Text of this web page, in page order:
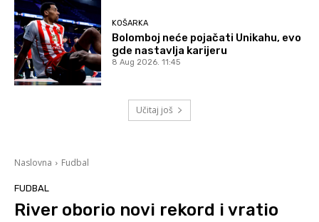
KOŠARKA
Bolomboj neće pojačati Unikahu, evo
gde nastavlja karijeru
8 Aug 2026. 11:45
Učitaj još